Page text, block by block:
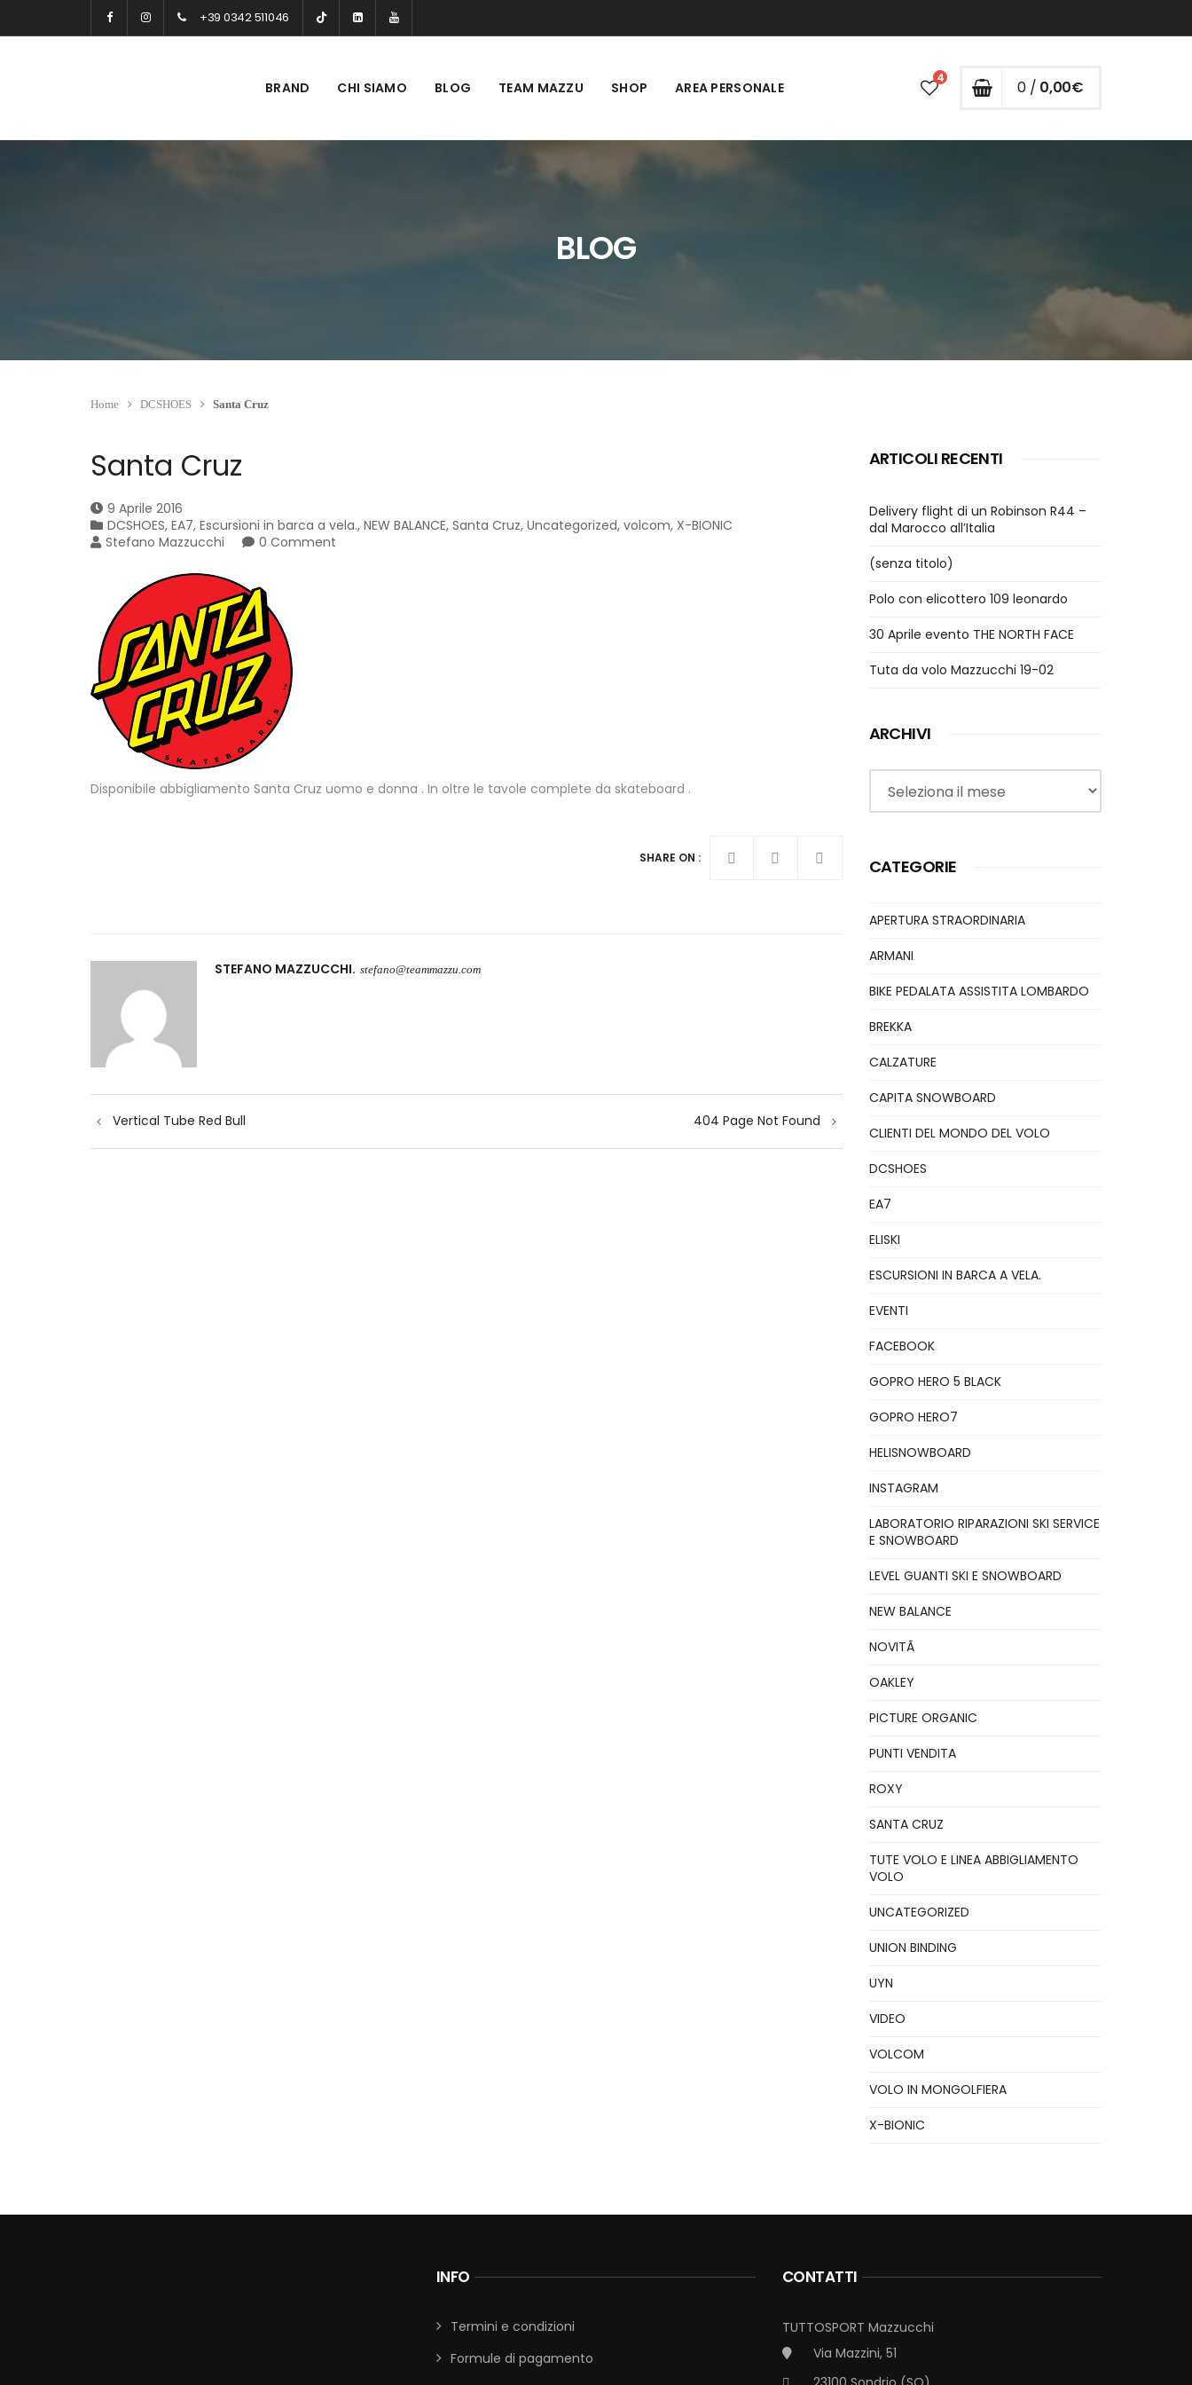
+39 0342 511046
BRAND CHI SIAMO BLOG TEAM MAZZU SHOP AREA PERSONALE
4 0 / 0,00€
BLOG
Home DCSHOES Santa Cruz
Santa Cruz
9 Aprile 2016
DCSHOES, EA7, Escursioni in barca a vela., NEW BALANCE, Santa Cruz, Uncategorized, volcom, X-BIONIC
Stefano Mazzucchi
0 Comment
Disponibile abbigliamento Santa Cruz uomo e donna . In oltre le tavole complete da skateboard .
SHARE ON :
STEFANO MAZZUCCHI stefano@teammazzu.com
articoli
Vertical Tube Red Bull 404 Page Not Found
ARTICOLI RECENTI
Delivery flight di un Robinson R44 –
dal Marocco all’Italia
(senza titolo)
Polo con elicottero 109 leonardo
30 Aprile evento THE NORTH FACE
Tuta da volo Mazzucchi 19-02
ARCHIVI
Archivi
CATEGORIE
APERTURA STRAORDINARIA
ARMANI
BIKE PEDALATA ASSISTITA LOMBARDO
BREKKA
CALZATURE
CAPITA SNOWBOARD
CLIENTI DEL MONDO DEL VOLO
DCSHOES
EA7
ELISKI
ESCURSIONI IN BARCA A VELA.
EVENTI
FACEBOOK
GOPRO HERO 5 BLACK
GOPRO HERO7
HELISNOWBOARD
INSTAGRAM
LABORATORIO RIPARAZIONI SKI SERVICE
E SNOWBOARD
LEVEL GUANTI SKI E SNOWBOARD
NEW BALANCE
NOVITÃ
OAKLEY
PICTURE ORGANIC
PUNTI VENDITA
ROXY
SANTA CRUZ
TUTE VOLO E LINEA ABBIGLIAMENTO
VOLO
UNCATEGORIZED
UNION BINDING
UYN
VIDEO
VOLCOM
VOLO IN MONGOLFIERA
X-BIONIC
INFO
Termini e condizioni
Formule di pagamento
CONTATTI
TUTTOSPORT Mazzucchi
Via Mazzini, 51